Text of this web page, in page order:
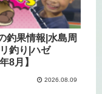
釣果情報|水島周
釣り|ハゼ
8月】
2026.08.09